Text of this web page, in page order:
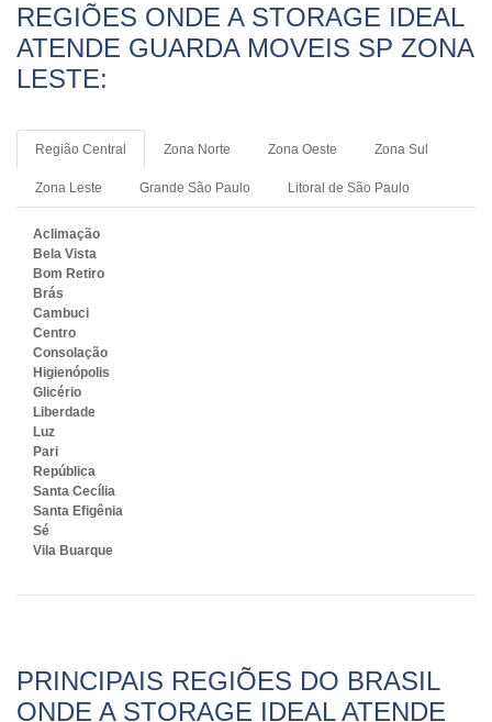
REGIÕES ONDE A STORAGE IDEAL
ATENDE GUARDA MOVEIS SP ZONA
LESTE:
Região Central Zona Norte Zona Oeste Zona Sul
Zona Leste Grande São Paulo Litoral de São Paulo
Aclimação
Bela Vista
Bom Retiro
Brás
Cambuci
Centro
Consolação
Higienópolis
Glicério
Liberdade
Luz
Pari
República
Santa Cecília
Santa Efigênia
Sé
Vila Buarque
PRINCIPAIS REGIÕES DO BRASIL
ONDE A STORAGE IDEAL ATENDE